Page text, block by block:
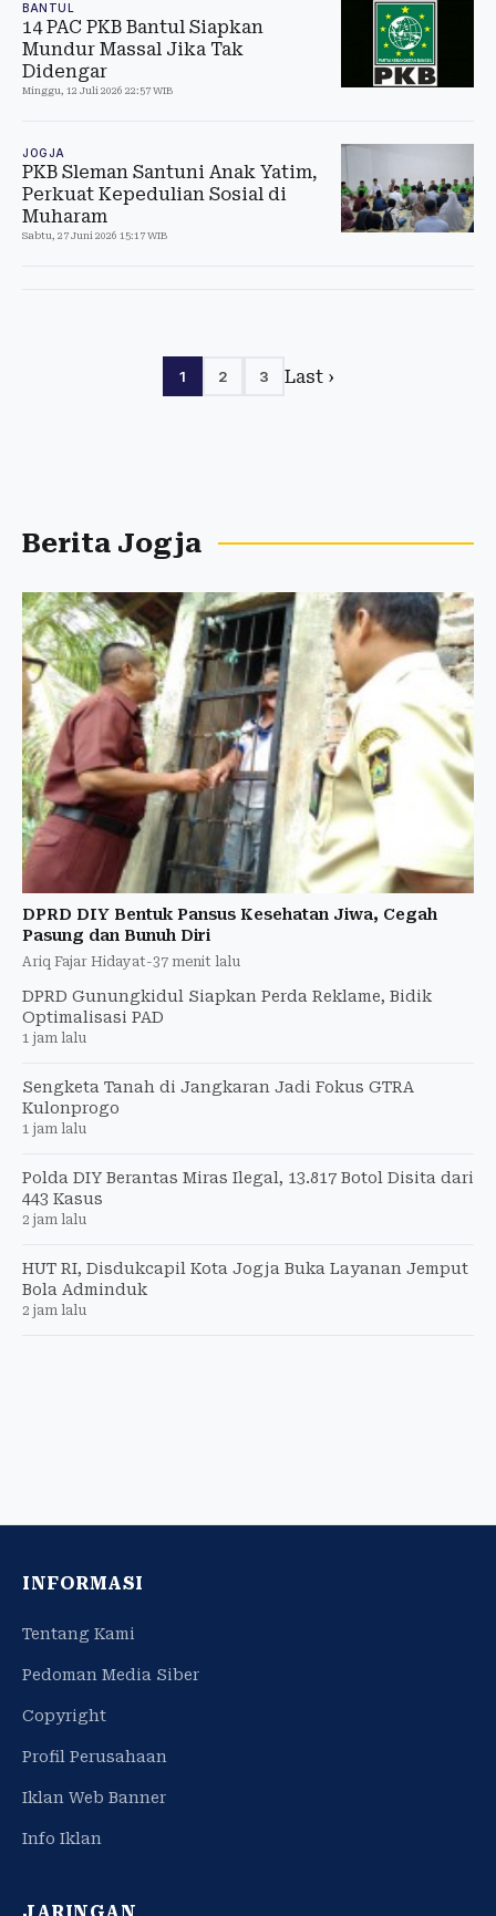
BANTUL
14 PAC PKB Bantul Siapkan
Mundur Massal Jika Tak
Didengar
Minggu, 12 Juli 2026 22:57 WIB
JOGJA
PKB Sleman Santuni Anak Yatim,
Perkuat Kepedulian Sosial di
Muharam
Sabtu, 27 Juni 2026 15:17 WIB
1 2 3 Last ›
Berita Jogja
DPRD DIY Bentuk Pansus Kesehatan Jiwa, Cegah
Pasung dan Bunuh Diri
Ariq Fajar Hidayat-37 menit lalu
DPRD Gunungkidul Siapkan Perda Reklame, Bidik
Optimalisasi PAD
1 jam lalu
Sengketa Tanah di Jangkaran Jadi Fokus GTRA
Kulonprogo
1 jam lalu
Polda DIY Berantas Miras Ilegal, 13.817 Botol Disita dari
443 Kasus
2 jam lalu
HUT RI, Disdukcapil Kota Jogja Buka Layanan Jemput
Bola Adminduk
2 jam lalu
INFORMASI
Tentang Kami
Pedoman Media Siber
Copyright
Profil Perusahaan
Iklan Web Banner
Info Iklan